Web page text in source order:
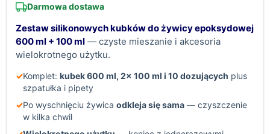
Darmowa dostawa
Zestaw silikonowych kubków do żywicy epoksydowej
600 ml + 100 ml — czyste mieszanie i akcesoria
wielokrotnego użytku.
✓Komplet: kubek 600 ml, 2× 100 ml i 10 dozujących plus
szpatułka i pipety
✓Po wyschnięciu żywica odkleja się sama — czyszczenie
w kilka chwil